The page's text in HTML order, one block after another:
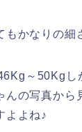
かなりの細
～50Kgし
んの写真から
よよね♪